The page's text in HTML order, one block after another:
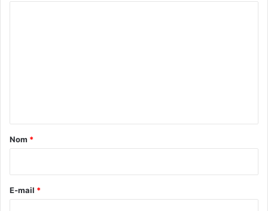
a
e
Nom *
E-mail *